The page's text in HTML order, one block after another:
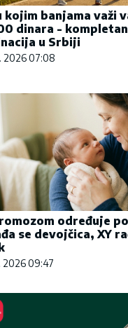
kojim banjama važi
dinara -
u Srbiji
2026 07:08
određuje
se devojčica, XY
2026 09:47